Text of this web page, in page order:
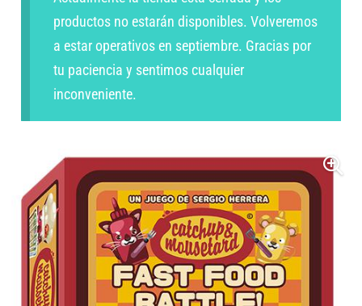
productos no estarán disponibles. Volveremos
a estar operativos en septiembre. Gracias por
tu paciencia y sentimos cualquier
inconveniente.